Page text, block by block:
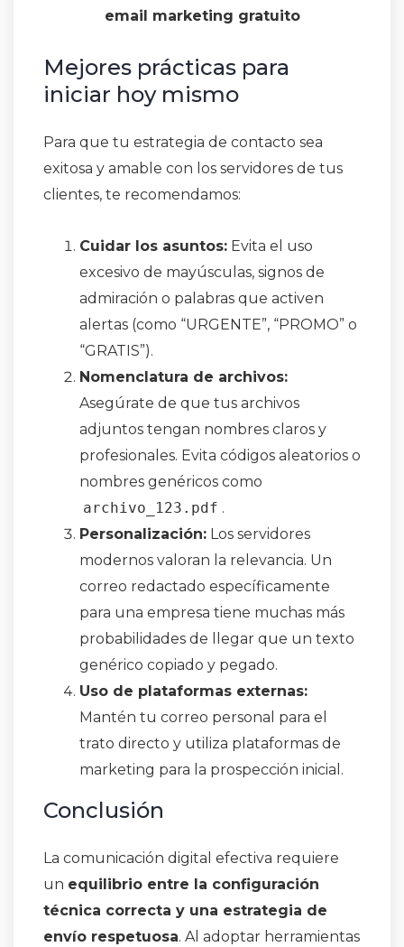
email marketing gratuito
Mejores prácticas para
iniciar hoy mismo
Para que tu estrategia de contacto sea
exitosa y amable con los servidores de tus
clientes, te recomendamos:
Cuidar los asuntos: Evita el uso
excesivo de mayúsculas, signos de
admiración o palabras que activen
alertas (como “URGENTE”, “PROMO” o
“GRATIS”).
Nomenclatura de archivos:
Asegúrate de que tus archivos
adjuntos tengan nombres claros y
profesionales. Evita códigos aleatorios o
nombres genéricos como
archivo_123.pdf .
Personalización: Los servidores
modernos valoran la relevancia. Un
correo redactado específicamente
para una empresa tiene muchas más
probabilidades de llegar que un texto
genérico copiado y pegado.
Uso de plataformas externas:
Mantén tu correo personal para el
trato directo y utiliza plataformas de
marketing para la prospección inicial.
Conclusión
La comunicación digital efectiva requiere
un equilibrio entre la configuración
técnica correcta y una estrategia de
envío respetuosa. Al adoptar herramientas